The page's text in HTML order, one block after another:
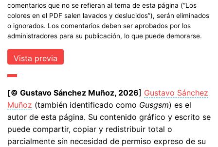
comentarios que no se refieran al tema de esta página (“Los
colores en el PDF salen lavados y deslucidos”), serán eliminados
o ignorados. Los comentarios deben ser aprobados por los
administradores para su publicación, lo que puede demorarse.
[© Gustavo Sánchez Muñoz, 2026] Gustavo Sánchez
Muñoz (también identificado como Gusgsm) es el
autor de esta página. Su contenido gráfico y escrito se
puede compartir, copiar y redistribuir total o
parcialmente sin necesidad de permiso expreso de su